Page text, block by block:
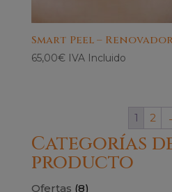
Smart Peel –
65,00€ IVA Incluido
1 2
Categorías
producto
Ofertas (8)